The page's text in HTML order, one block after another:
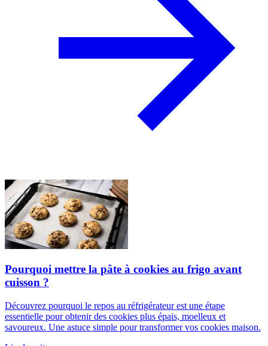
Pourquoi mettre la pâte à cookies au frigo avant
cuisson ?
Découvrez pourquoi le repos au réfrigérateur est une étape
essentielle pour obtenir des cookies plus épais, moelleux et
savoureux. Une astuce simple pour transformer vos cookies maison.